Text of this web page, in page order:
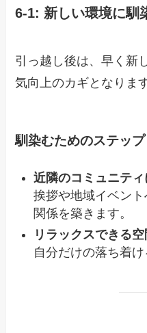
6-1: 新しい環境に馴
引っ越し後は、早く新
気向上のカギとなります
馴染むためのステップ
近隣のコミュニティ
挨拶や地域イベン
関係を築きます。
リラックスできる
自分だけの落ち着け